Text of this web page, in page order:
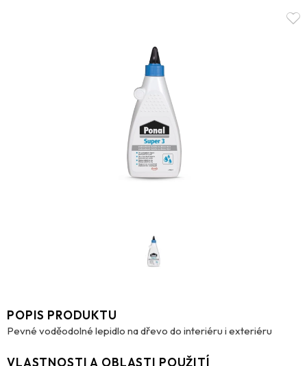
POPIS PRODUKTU
Pevné voděodolné lepidlo na dřevo do interiéru i exteriéru
VLASTNOSTI A OBLASTI POUŽITÍ